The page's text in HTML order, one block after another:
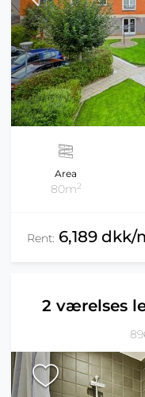
Area
80m2
Rent: 6,189 dkk/
2 værelses